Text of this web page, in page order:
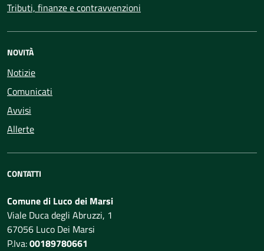
Tributi, finanze e contravvenzioni
NOVITÀ
Notizie
Comunicati
Avvisi
Allerte
CONTATTI
Comune di Luco dei Marsi
Viale Duca degli Abruzzi, 1
67056 Luco Dei Marsi
P.Iva:00189780661